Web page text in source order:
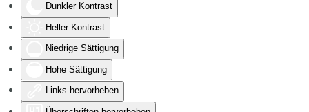
Dunkler Kontrast
Heller Kontrast
Niedrige Sättigung
Hohe Sättigung
Links hervorheben